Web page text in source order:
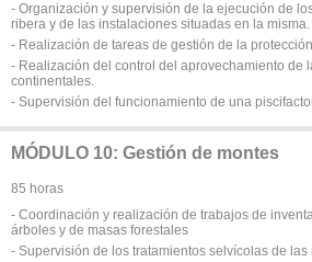
- Organización y supervisión de la ejecución de
ribera y de las instalaciones situadas en la misma.
- Realización de tareas de gestión de la
- Realización del control del aprovechamiento de
continentales.
- Supervisión del funcionamiento de una
MÓDULO 10: Gestión de montes
85 horas
- Coordinación y realización de trabajos de
árboles y de masas forestales
- Supervisión de los tratamientos selvícolas de las